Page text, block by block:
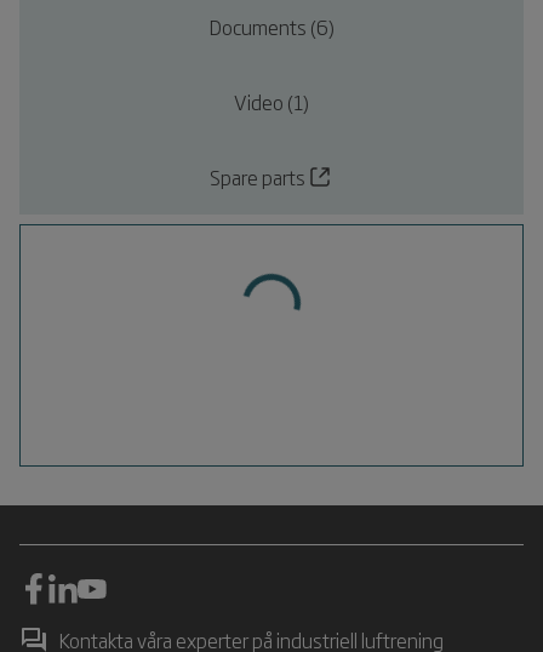
Documents (6)
Video (1)
Spare parts
Kontakta våra experter på industriell luftrening